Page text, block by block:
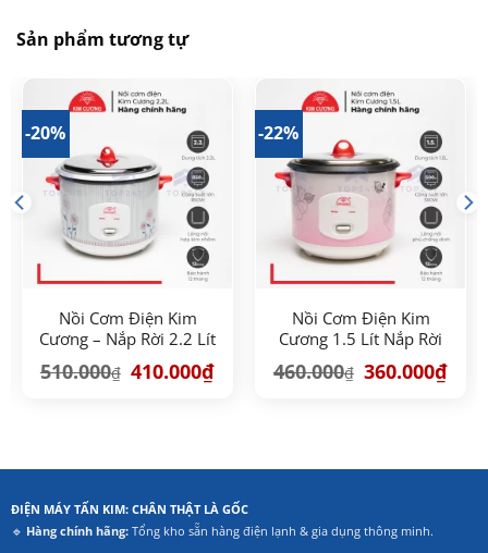
Sản phẩm tương tự
-20%
Nồi Cơm Điện Kim
Cương – Nắp Rời 2.2 Lít
510.000₫ Giá
gốc
410.000₫Giá
-22%
Nồi Cơm Điện Kim
Cương 1.5 Lít Nắp Rời
460.000₫ Giá
gốc
360.000₫Giá
ĐIỆN MÁY TẤN KIM: CHÂN THẬT LÀ GỐC
🔹 Hàng chính hãng:Tổng kho sẵn hàng điện lạnh & gia dụng thông minh.